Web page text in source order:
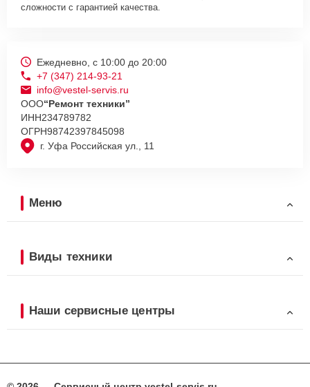
сложности с гарантией качества.
г. Уфа Российская ул., 11
Ежедневно, с 10:00 до 20:00
+7 (347) 214-93-21
info@vestel-servis.ru
ООО“Ремонт техники”
ИНН234789782
ОГРН98742397845098
Меню
Виды техники
Наши сервисные центры